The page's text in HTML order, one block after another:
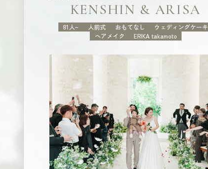
KENSHIN & ARISA
81人~ 人前式 おもてなし
ウェディングケーキ
ヘアメイク
ERIKA takamoto